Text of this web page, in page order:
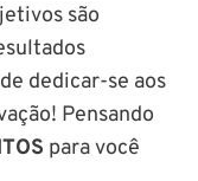
são
dedicar-se aos
Pensando
para você